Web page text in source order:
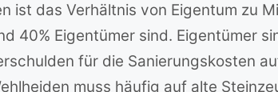
ist das Verhältnis von Eigentum zu
40% Eigentümer sind. Eigentümer
für die Sanierungskosten
muss häufig auf alte